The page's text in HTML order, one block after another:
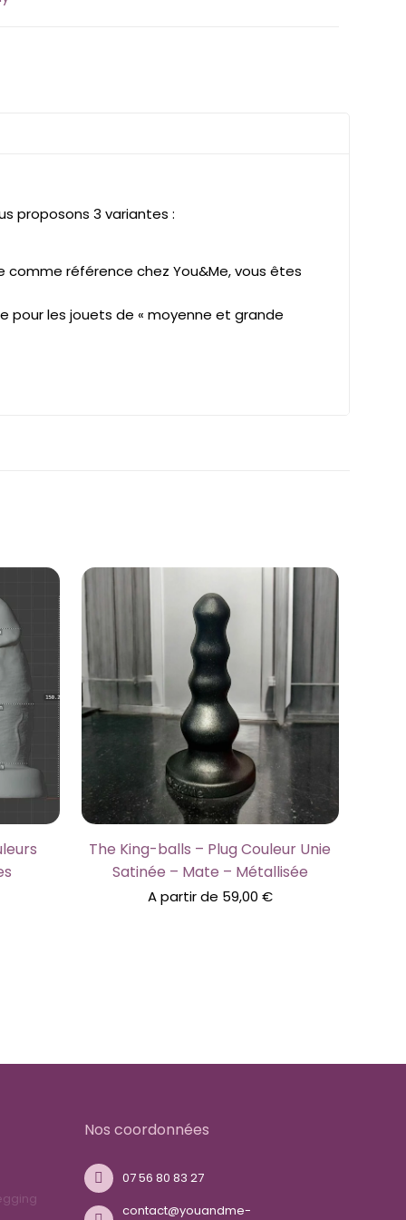
proposons 3 variantes :
comme référence chez You&Me, vous êtes
pour les jouets de « moyenne et grande
The King-balls – Plug Couleur Unie
Satinée – Mate – Métallisée
A partir de 59,00 €
Nos coordonnées
07 56 80 83 27
contact@youandme-